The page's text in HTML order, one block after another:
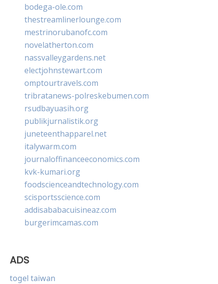
bodega-ole.com
thestreamlinerlounge.com
mestrinorubanofc.com
novelatherton.com
nassvalleygardens.net
electjohnstewart.com
omptourtravels.com
tribratanews-polreskebumen.com
rsudbayuasih.org
publikjurnalistik.org
juneteenthapparel.net
italywarm.com
journaloffinanceeconomics.com
kvk-kumari.org
foodscienceandtechnology.com
scisportsscience.com
addisababacuisineaz.com
burgerimcamas.com
ADS
togel taiwan